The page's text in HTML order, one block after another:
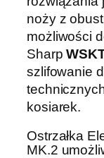
noży z
możliwości
Sharp
szlifowanie
kosiarek.
Ostrzałka
MK.2